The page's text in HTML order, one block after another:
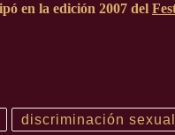
en la edición 2007 del
discriminación sexual